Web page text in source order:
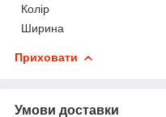
Колір
Ширина
Приховати
Умови доставки